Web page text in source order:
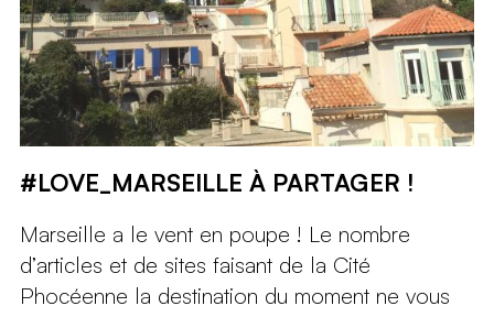
#LOVE_MARSEILLE À PARTAGER !
Marseille a le vent en poupe ! Le nombre
d’articles et de sites faisant de la Cité
Phocéenne la destination du moment ne vous